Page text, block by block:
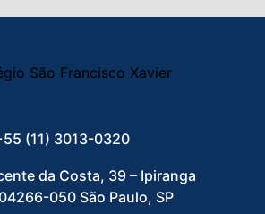
(11) 3013-0320
da Costa, 39 – Ipiranga
050 São Paulo, SP